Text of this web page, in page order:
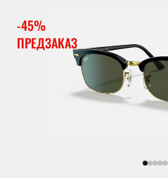
-45%
ПРЕДЗАКАЗ